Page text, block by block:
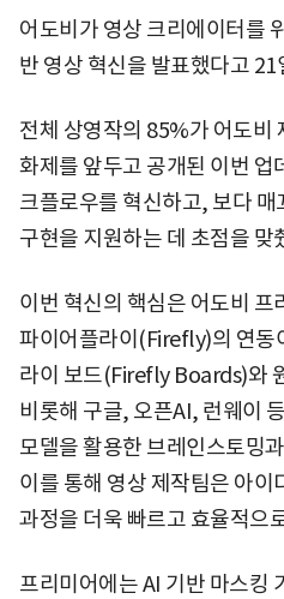
어도비가 영상 크리에이터를
반 영상 혁신을 발표했다고 21
전체 상영작의 85%가 어도비
화제를 앞두고 공개된 이번 업
크플로우를 혁신하고, 보다
구현을 지원하는 데 초점을 맞
이번 혁신의 핵심은 어도비
파이어플라이(Firefly)의 연동
라이 보드(Firefly Boards)와
비롯해 구글, 오픈AI, 런웨이
모델을 활용한 브레인스토밍
이를 통해 영상 제작팀은 아이
과정을 더욱 빠르고 효율적으
프리미어에는 AI 기반 마스킹